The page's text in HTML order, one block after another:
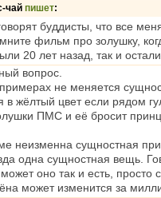
чай пишет:
буддисты, что все
фильм про золушку,
20 лет назад, так и
вопрос.
не меняется
в жёлтый цвет если рядом
ПМС и её бросит
неизменна сущностная
одна сущностная вещь.
оно так и есть, просто
может изменится за